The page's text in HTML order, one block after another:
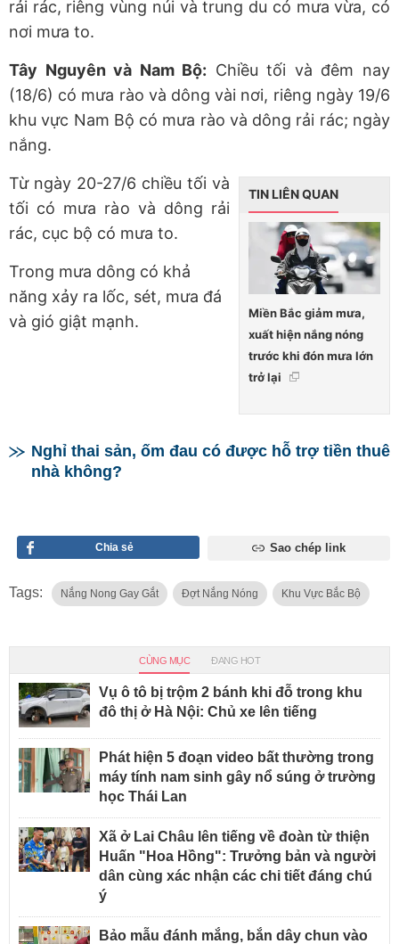
rải rác, riêng vùng núi và trung du có mưa vừa, có
nơi mưa to.
Tây Nguyên và Nam Bộ: Chiều tối và đêm nay
(18/6) có mưa rào và dông vài nơi, riêng ngày 19/6
khu vực Nam Bộ có mưa rào và dông rải rác; ngày
nắng.
TIN LIÊN QUAN
Miền Bắc giảm mưa,
xuất hiện nắng nóng
trước khi đón mưa lớn
trở lại
Từ ngày 20-27/6 chiều tối và
tối có mưa rào và dông rải
rác, cục bộ có mưa to.
Trong mưa dông có khả
năng xảy ra lốc, sét, mưa đá
và gió giật mạnh.
Nghỉ thai sản, ốm đau có được hỗ trợ tiền thuê
nhà không?
Chia sẻ Sao chép link
Tags: Nắng Nong Gay Gắt Đợt Nắng Nóng Khu Vực Bắc Bộ
CÙNG MỤC ĐANG HOT
Vụ ô tô bị trộm 2 bánh khi đỗ trong khu
đô thị ở Hà Nội: Chủ xe lên tiếng
Phát hiện 5 đoạn video bất thường trong
máy tính nam sinh gây nổ súng ở trường
học Thái Lan
Xã ở Lai Châu lên tiếng về đoàn từ thiện
Huấn "Hoa Hồng": Trưởng bản và người
dân cùng xác nhận các chi tiết đáng chú
ý
Bảo mẫu đánh mắng, bắn dây chun vào